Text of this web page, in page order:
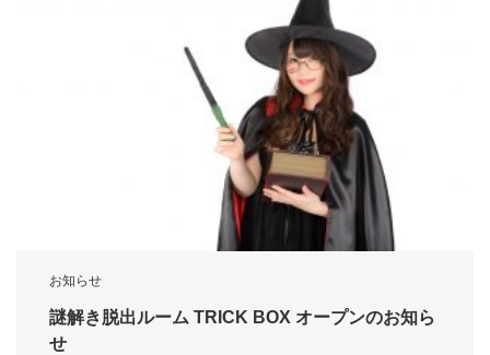
お知らせ
謎解き脱出ルーム TRICK BOX オープンのお知ら
せ